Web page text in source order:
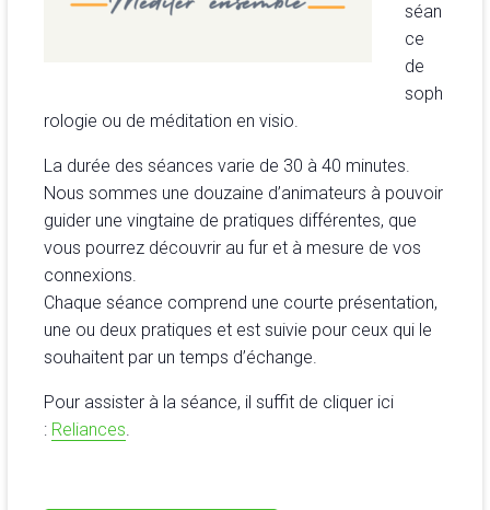
séan
ce
de
soph
rologie ou de méditation en visio.
La durée des séances varie de 30 à 40 minutes.
Nous sommes une douzaine d’animateurs à pouvoir
guider une vingtaine de pratiques différentes, que
vous pourrez découvrir au fur et à mesure de vos
connexions.
Chaque séance comprend une courte présentation,
une ou deux pratiques et est suivie pour ceux qui le
souhaitent par un temps d’échange.
Pour assister à la séance, il suffit de cliquer ici
: Reliances